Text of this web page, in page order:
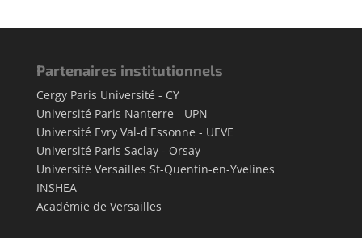
Partenaires institutionnels
Cergy Paris Université - CY
Université Paris Nanterre - UPN
Université Evry Val-d'Essonne - UEVE
Université Paris Saclay - Orsay
Université Versailles St-Quentin-en-Yvelines
INSHEA
Académie de Versailles